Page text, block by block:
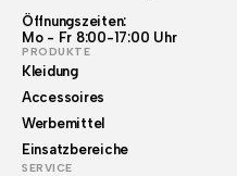
Öffnungszeiten:
Mo - Fr 8:00-17:00 Uhr
PRODUKTE
Kleidung
Accessoires
Werbemittel
Einsatzbereiche
SERVICE